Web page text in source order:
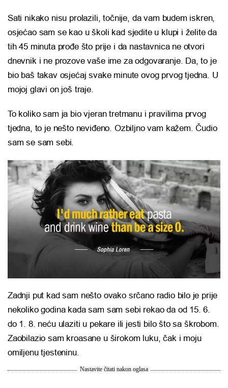
Sati nikako nisu prolazili, točnije, da vam budem iskren,
osjećao sam se kao u školi kad sjedite u klupi i želite da
tih 45 minuta prođe što prije i da nastavnica ne otvori
dnevnik i ne prozove vaše ime za odgovaranje. Da, to je
bio baš takav osjećaj svake minute ovog prvog tjedna. U
mojoj glavi on još traje.
To koliko sam ja bio vjeran tretmanu i pravilima prvog
tjedna, to je nešto neviđeno. Ozbiljno vam kažem. Čudio
sam se sam sebi.
Zadnji put kad sam nešto ovako srčano radio bilo je prije
nekoliko godina kada sam sam sebi rekao da od 15. 6.
do 1. 8. neću ulaziti u pekare ili jesti bilo što sa škrobom.
Zaobilazio sam kroasane u širokom luku, čak i moju
omiljenu tjesteninu.
Nastavite čitati nakon oglasa